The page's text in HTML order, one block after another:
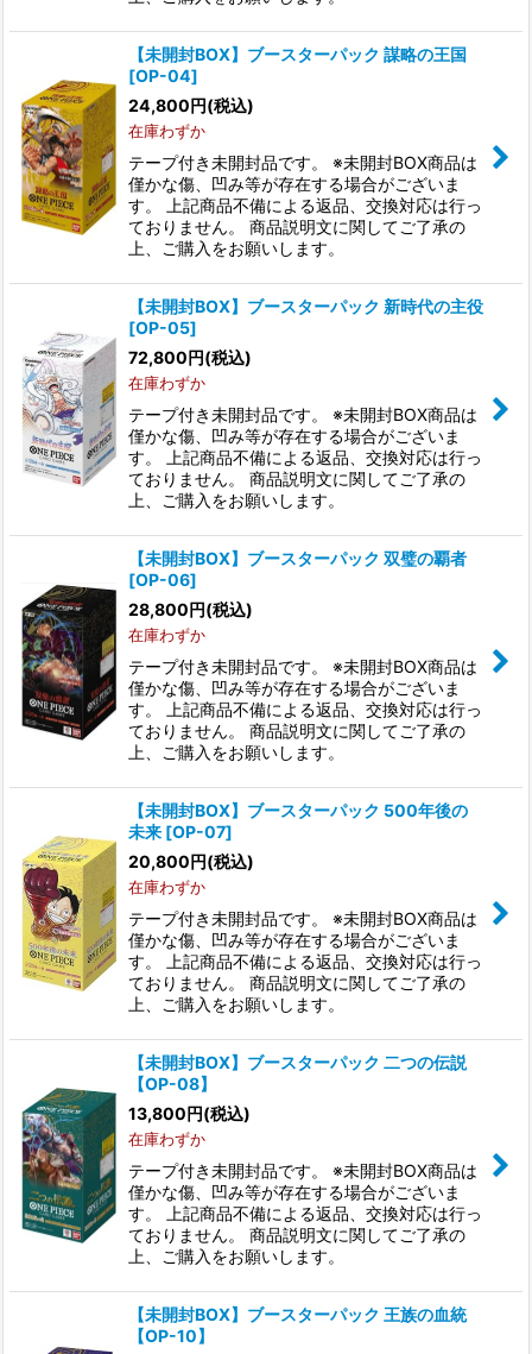
【未開封BOX】ブースターパック 謀略の王国
[OP-04]
24,800円(税込)
在庫わずか
テープ付き未開封品です。 ※未開封BOX商品は
僅かな傷、凹み等が存在する場合がございま
す。 上記商品不備による返品、交換対応は行っ
ておりません。 商品説明文に関してご了承の
上、ご購入をお願いします。
【未開封BOX】ブースターパック 新時代の主役
[OP-05]
72,800円(税込)
在庫わずか
テープ付き未開封品です。 ※未開封BOX商品は
僅かな傷、凹み等が存在する場合がございま
す。 上記商品不備による返品、交換対応は行っ
ておりません。 商品説明文に関してご了承の
上、ご購入をお願いします。
【未開封BOX】ブースターパック 双璧の覇者
[OP-06]
28,800円(税込)
在庫わずか
テープ付き未開封品です。 ※未開封BOX商品は
僅かな傷、凹み等が存在する場合がございま
す。 上記商品不備による返品、交換対応は行っ
ておりません。 商品説明文に関してご了承の
上、ご購入をお願いします。
【未開封BOX】ブースターパック 500年後の
未来 [OP-07]
20,800円(税込)
在庫わずか
テープ付き未開封品です。 ※未開封BOX商品は
僅かな傷、凹み等が存在する場合がございま
す。 上記商品不備による返品、交換対応は行っ
ておりません。 商品説明文に関してご了承の
上、ご購入をお願いします。
【未開封BOX】ブースターパック 二つの伝説
【OP-08】
13,800円(税込)
在庫わずか
テープ付き未開封品です。 ※未開封BOX商品は
僅かな傷、凹み等が存在する場合がございま
す。 上記商品不備による返品、交換対応は行っ
ておりません。 商品説明文に関してご了承の
上、ご購入をお願いします。
【未開封BOX】ブースターパック 王族の血統
【OP-10】